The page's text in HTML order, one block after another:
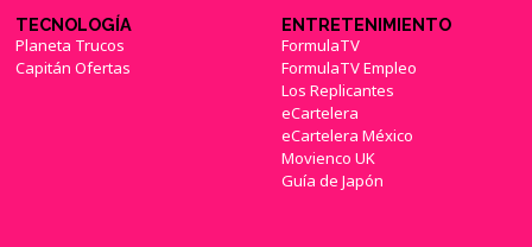
TECNOLOGÍA
Planeta Trucos
Capitán Ofertas
ENTRETENIMIENTO
FormulaTV
FormulaTV Empleo
Los Replicantes
eCartelera
eCartelera México
Movienco UK
Guía de Japón